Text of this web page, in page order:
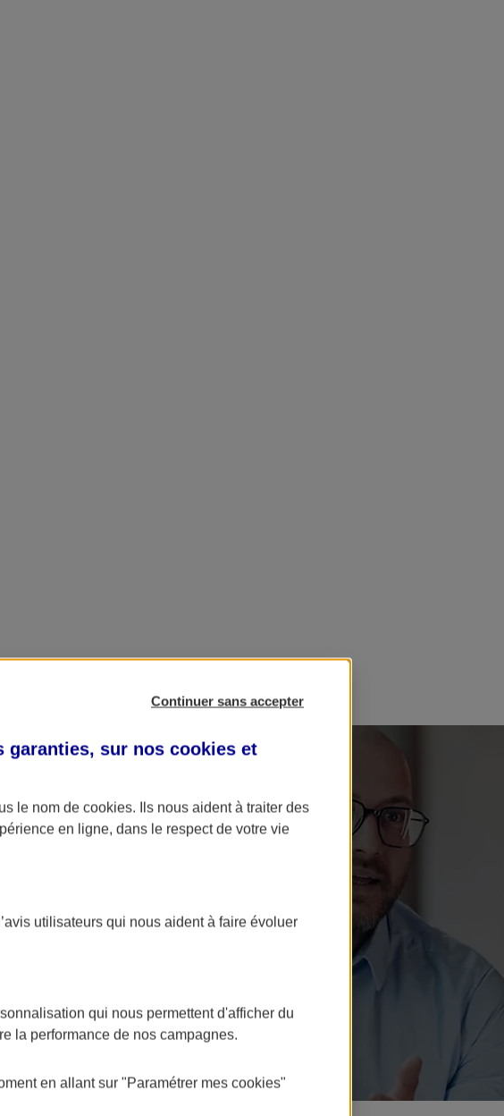
Continuer sans accepter
garanties, sur nos cookies et
le nom de cookies. Ils nous aident à traiter des
en ligne, dans le respect de votre vie
utilisateurs qui nous aident à faire évoluer
qui nous permettent d'afficher du
la performance de nos campagnes.
en allant sur "Paramétrer mes cookies"